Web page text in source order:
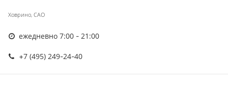
Ховрино, САО
ежедневно 7:00 - 21:00
+7 (495) 249-24-40